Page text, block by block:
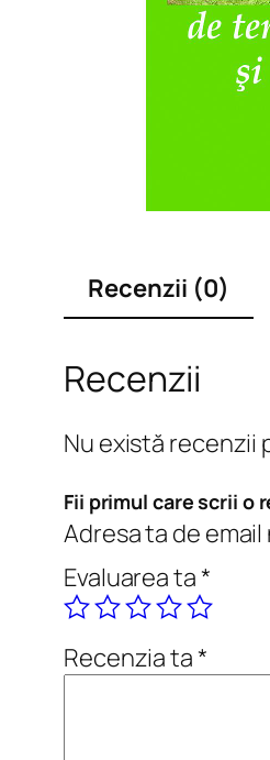
Recenzii (0)
Recenzii
Nu există recenzii
Fii primul care scrii o
Adresa ta de
Evaluarea ta*
Recenzia ta*